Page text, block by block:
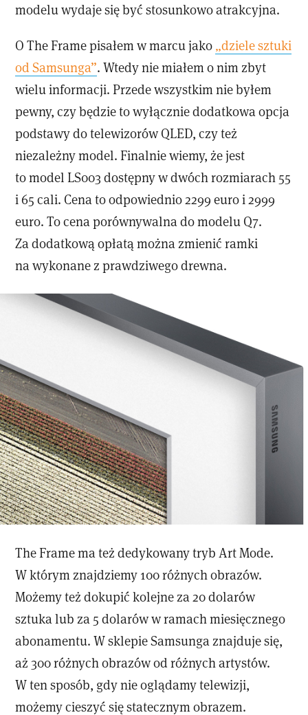
modelu wydaje się być stosunkowo atrakcyjna.
O The Frame pisałem w marcu jako „dziele sztuki
od Samsunga”. Wtedy nie miałem o nim zbyt
wielu informacji. Przede wszystkim nie byłem
pewny, czy będzie to wyłącznie dodatkowa opcja
podstawy do telewizorów QLED, czy też
niezależny model. Finalnie wiemy, że jest
to model LS003 dostępny w dwóch rozmiarach 55
i 65 cali. Cena to odpowiednio 2299 euro i 2999
euro. To cena porównywalna do modelu Q7.
Za dodatkową opłatą można zmienić ramki
na wykonane z prawdziwego drewna.
The Frame ma też dedykowany tryb Art Mode.
W którym znajdziemy 100 różnych obrazów.
Możemy też dokupić kolejne za 20 dolarów
sztuka lub za 5 dolarów w ramach miesięcznego
abonamentu. W sklepie Samsunga znajduje się,
aż 300 różnych obrazów od różnych artystów.
W ten sposób, gdy nie oglądamy telewizji,
możemy cieszyć się statecznym obrazem.